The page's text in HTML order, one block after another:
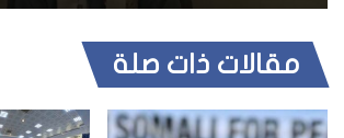
مقالات ذات صلة